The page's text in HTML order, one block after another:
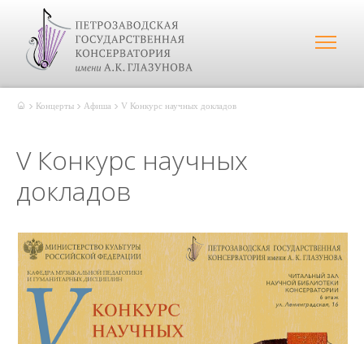
Концерты Афиша V Конкурс научных докладов
V Конкурс научных
докладов